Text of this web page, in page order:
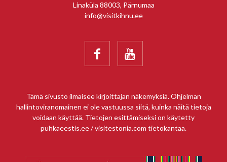
Linaküla 88003, Pärnumaa
info@visitkihnu.ee
 
Tämä sivusto ilmaisee kirjoittajan näkemyksiä. Ohjelman
hallintoviranomainen ei ole vastuussa siitä, kuinka näitä tietoja
voidaan käyttää. Tietojen esittämiseksi on käytetty
puhkaeestis.ee / visitestonia.com tietokantaa.